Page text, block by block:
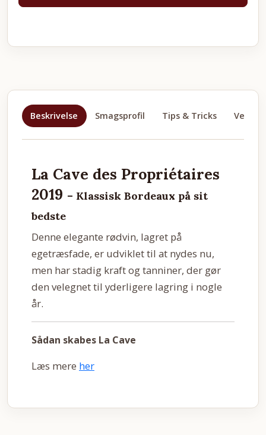
Beskrivelse Smagsprofil Tips & Tricks
La Cave des Propriétaires
2019 – Klassisk Bordeaux på sit
bedste
Denne elegante rødvin, lagret på
egetræsfade, er udviklet til at nydes nu,
men har stadig kraft og tanniner, der gør
den velegnet til yderligere lagring i nogle
år.
Sådan skabes La Cave
Læs mere her